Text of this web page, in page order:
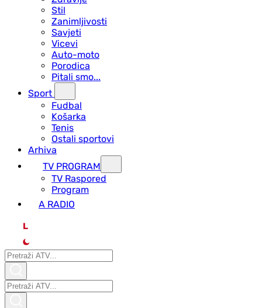
Stil
Zanimljivosti
Savjeti
Vicevi
Auto-moto
Porodica
Pitali smo...
Sport
Fudbal
Košarka
Tenis
Ostali sportovi
Arhiva
TV PROGRAM
ТV Raspored
Program
A RADIO
L